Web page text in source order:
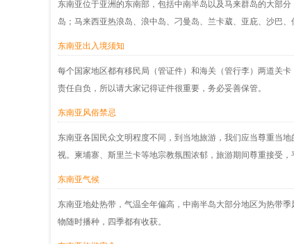
东南亚位于亚洲的东南部，包括中南半岛以及马来群岛的大部
岛；马来西亚热浪岛、浪中岛、刁曼岛、兰卡葳、亚庇、沙巴
东南亚出入境须知
每个国家地区都有移民局（管证件）和海关（管行李）两道关
责任自负，所以请大家记得证件很重要，务必妥善保管。
东南亚风俗禁忌
东南亚各国民众文明程度不同，到当地旅游，我们应当尊重当
视。柬埔寨、斯里兰卡等地宗教氛围浓郁，旅游期间尊重接受，
东南亚气候
东南亚地处热带，气温全年偏高，中南半岛大部分地区为热带
物随时播种，四季都有收获。